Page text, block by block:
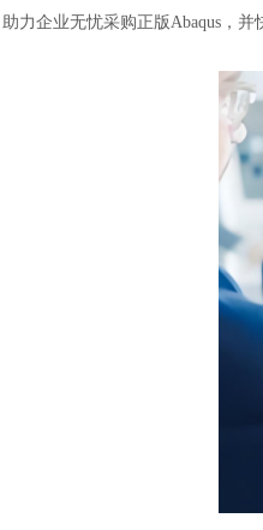
助力企业无忧采购正版Abaqus，并